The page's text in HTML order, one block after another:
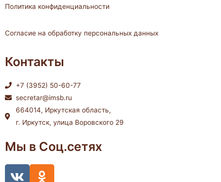
Политика конфиденциальности
Согласие на обработку персональных данных
Контакты
+7 (3952) 50-60-77
secretar@imsb.ru
664014, Иркутская область,
г. Иркутск, улица Воровского 29
Мы в Соц.сетях
V
O